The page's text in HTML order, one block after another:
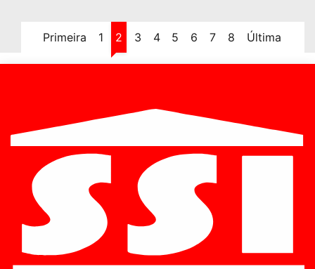
Primeira 1 2 3 4 5 6 7 8 Última